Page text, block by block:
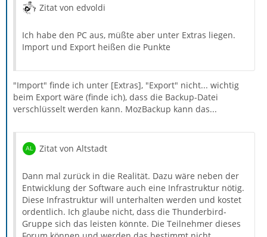
Zitat von edvoldi
Ich habe den PC aus, müßte aber unter Extras liegen.
Import und Export heißen die Punkte
"Import" finde ich unter [Extras], "Export" nicht... wichtig
beim Export wäre (finde ich), dass die Backup-Datei
verschlüsselt werden kann. MozBackup kann das...
Zitat von Altstadt
Dann mal zurück in die Realität. Dazu wäre neben der
Entwicklung der Software auch eine Infrastruktur nötig.
Diese Infrastruktur will unterhalten werden und kostet
ordentlich. Ich glaube nicht, dass die Thunderbird-
Gruppe sich das leisten könnte. Die Teilnehmer dieses